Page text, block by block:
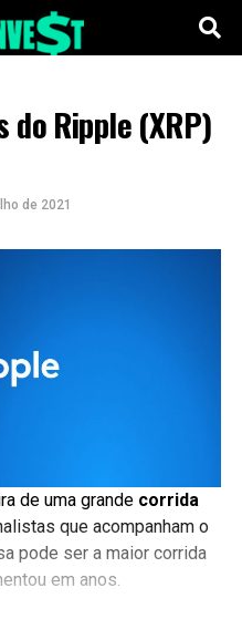
Ripple (XRP)
de 2021
de uma grande corrida
que acompanham o
pode ser a maior corrida
em anos.